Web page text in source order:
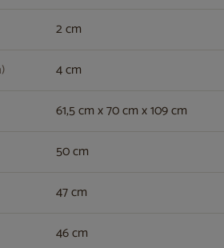
2 cm
4 cm
61,5 cm x 70 cm x 109 cm
50 cm
47 cm
46 cm